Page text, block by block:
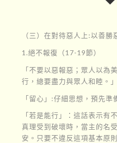
（三）在對待惡人上:以善勝
1.絕不報復（17-19節）
「不要以惡報惡；眾人以為
行，總要盡力與眾人和睦。
「留心」:仔細思想，預先準
「若是能行」：這話表示有
真理受到破壞時，當主的名
安。只要不違反這項基本原